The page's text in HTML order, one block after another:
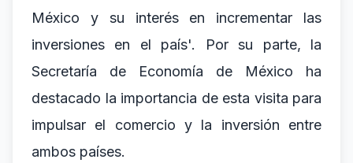
México y su interés en incrementar las
inversiones en el país'. Por su parte, la
Secretaría de Economía de México ha
destacado la importancia de esta visita para
impulsar el comercio y la inversión entre
ambos países.